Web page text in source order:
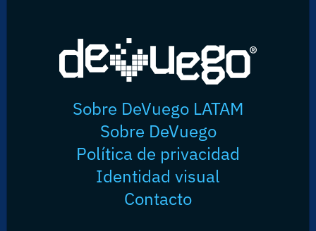
Sobre DeVuego LATAM
Sobre DeVuego
Política de privacidad
Identidad visual
Contacto